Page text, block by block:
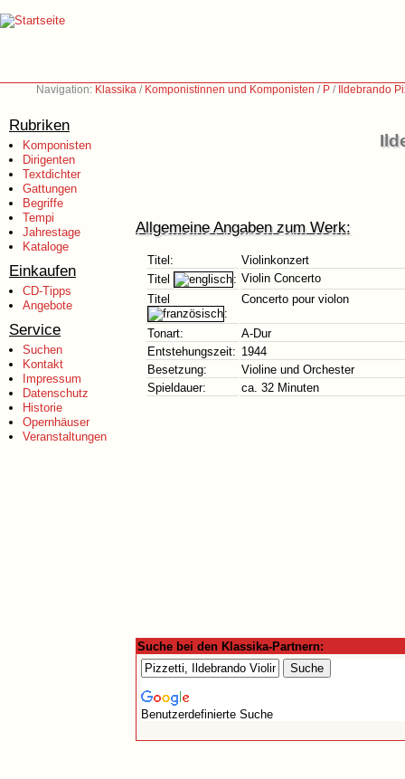
Navigation: Klassika / Komponistinnen und Komponisten / P / Ildebrando
Rubriken
Komponisten
Dirigenten
Textdichter
Gattungen
Begriffe
Tempi
Jahrestage
Kataloge
Einkaufen
CD-Tipps
Angebote
Service
Suchen
Kontakt
Impressum
Datenschutz
Historie
Opernhäuser
Veranstaltungen
Allgemeine Angaben zum Werk:
Titel:
Violinkonzert
Titel
: Violin Concerto
Titel
:
Concerto pour violon
Tonart:
A-Dur
Entstehungszeit: 1944
Besetzung:
Violine und Orchester
Spieldauer:
ca. 32 Minuten
Suche bei den Klassika-Partnern:
Benutzerdefinierte Suche